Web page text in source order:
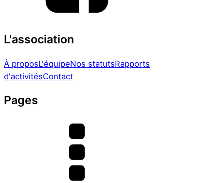
L'association
À proposL'équipeNos statutsRapports
d'activitésContact
Pages